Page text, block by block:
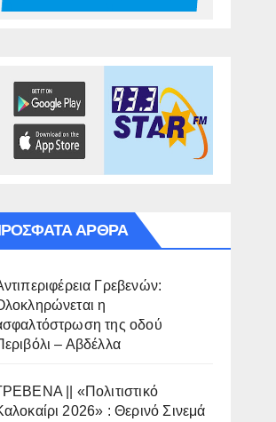
ΆΡΘΡΑ
Γρεβενών:
η
της οδού
– Αβδέλλα
|| «Πολιτιστικό
2026» : Θερινό Σινεμά